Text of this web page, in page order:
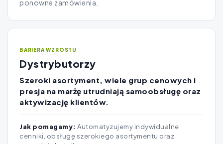
ponowne zamówienia.
BARIERA WZROSTU
Dystrybutorzy
Szeroki asortyment, wiele grup cenowych i
presja na marżę utrudniają samoobsługę oraz
aktywizację klientów.
Jak pomagamy: Automatyzujemy indywidualne
cenniki, obsługę szerokiego asortymentu oraz